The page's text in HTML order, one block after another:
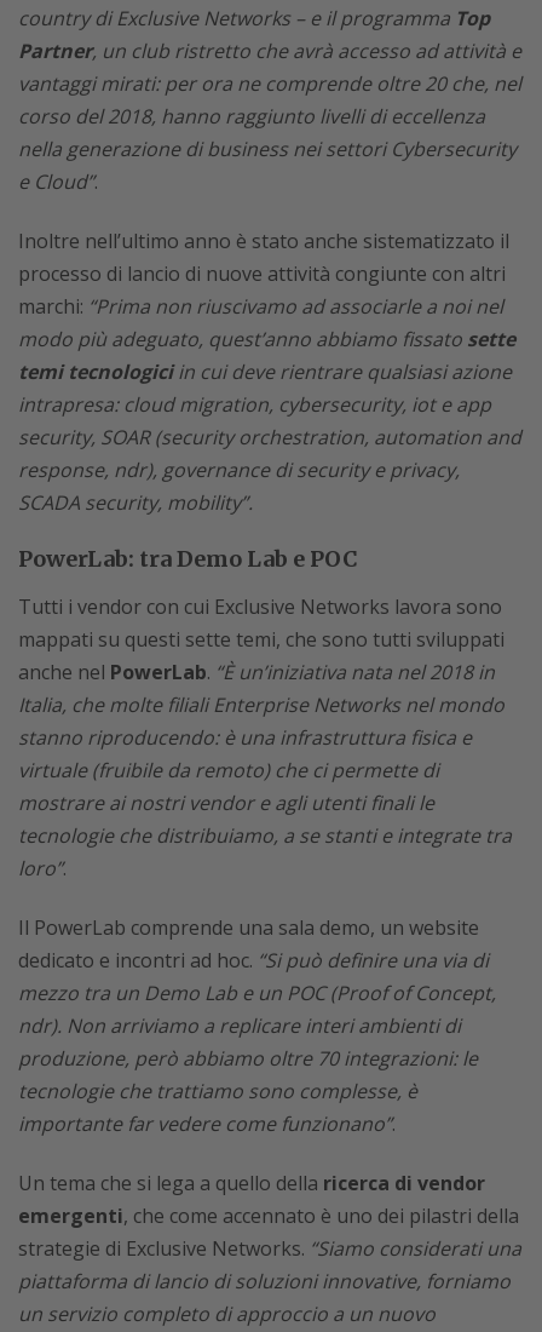
country di Exclusive Networks – e il programma Top
Partner, un club ristretto che avrà accesso ad attività e
vantaggi mirati: per ora ne comprende oltre 20 che, nel
corso del 2018, hanno raggiunto livelli di eccellenza
nella generazione di business nei settori Cybersecurity
e Cloud”.
Inoltre nell’ultimo anno è stato anche sistematizzato il
processo di lancio di nuove attività congiunte con altri
marchi: “Prima non riuscivamo ad associarle a noi nel
modo più adeguato, quest’anno abbiamo fissato sette
temi tecnologiciin cui deve rientrare qualsiasi azione
intrapresa: cloud migration, cybersecurity, iot e app
security, SOAR (security orchestration, automation and
response, ndr), governance di security e privacy,
SCADA security, mobility”.
PowerLab: tra Demo Lab e POC
Tutti i vendor con cui Exclusive Networks lavora sono
mappati su questi sette temi, che sono tutti sviluppati
anche nel PowerLab. “È un’iniziativa nata nel 2018 in
Italia, che molte filiali Enterprise Networks nel mondo
stanno riproducendo: è una infrastruttura fisica e
virtuale (fruibile da remoto) che ci permette di
mostrare ai nostri vendor e agli utenti finali le
tecnologie che distribuiamo, a se stanti e integrate tra
loro”.
Il PowerLab comprende una sala demo, un website
dedicato e incontri ad hoc. “Si può definire una via di
mezzo tra un Demo Lab e un POC (Proof of Concept,
ndr). Non arriviamo a replicare interi ambienti di
produzione, però abbiamo oltre 70 integrazioni: le
tecnologie che trattiamo sono complesse, è
importante far vedere come funzionano”.
Un tema che si lega a quello della ricerca di vendor
emergenti, che come accennato è uno dei pilastri della
strategie di Exclusive Networks. “Siamo considerati una
piattaforma di lancio di soluzioni innovative, forniamo
un servizio completo di approccio a un nuovo